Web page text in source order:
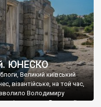
ЮНЕСКО
Великий київський
візантійське, на той час,
Володимиру
імператору Василю ІІ, та